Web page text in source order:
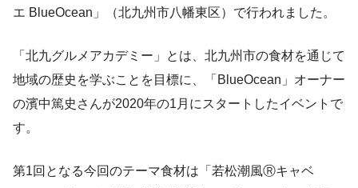
エ BlueOcean」（北九州市八幡東区）で行われました。
「北九グルメアカデミー」とは、北九州市の食材を通じて
地域の歴史を学ぶことを目標に、「BlueOcean」オーナー
の濱中篤史さんが2020年の1月にスタートしたイベントで
す。
第1回となる今回のテーマ食材は「若松潮風Ⓡキャベ